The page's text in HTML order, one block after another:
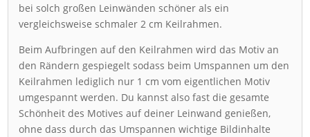
bei solch großen Leinwänden schöner als ein
vergleichsweise schmaler 2 cm Keilrahmen.
Beim Aufbringen auf den Keilrahmen wird das Motiv an
den Rändern gespiegelt sodass beim Umspannen um den
Keilrahmen lediglich nur 1 cm vom eigentlichen Motiv
umgespannt werden. Du kannst also fast die gesamte
Schönheit des Motives auf deiner Leinwand genießen,
ohne dass durch das Umspannen wichtige Bildinhalte